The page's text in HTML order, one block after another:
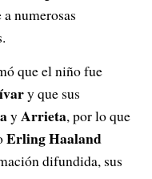
numerosas
que el niño fue
y que sus
yArrieta, por lo que
Erling Haaland
difundida, sus